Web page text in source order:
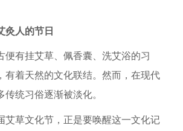
灸人的节日
便有挂艾草、佩香囊、洗艾浴的习
有着天然的文化联结。然而，在现代
统习俗逐渐被淡化。
艾草文化节，正是要唤醒这一文化记